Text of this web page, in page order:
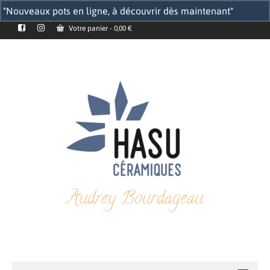
"Nouveaux pots en ligne, à découvrir dès maintenant"
Votre panier - 0,00 €
Audrey Bourdageau